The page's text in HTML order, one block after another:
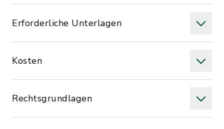
Erforderliche Unterlagen
Kosten
Rechtsgrundlagen